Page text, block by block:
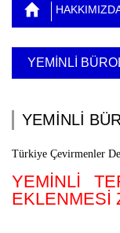
YEMİNLİ
YEMİNLİ
Türkiye Çevirmenler
YEMİNLİ
EKLENMESİ